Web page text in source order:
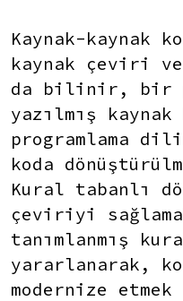
Kaynak-kaynak
kaynak çeviri
da bilinir, bir
yazılmış
programlama
koda
Kural tabanlı
çeviriyi
tanımlanmış
yararlanarak,
modernize